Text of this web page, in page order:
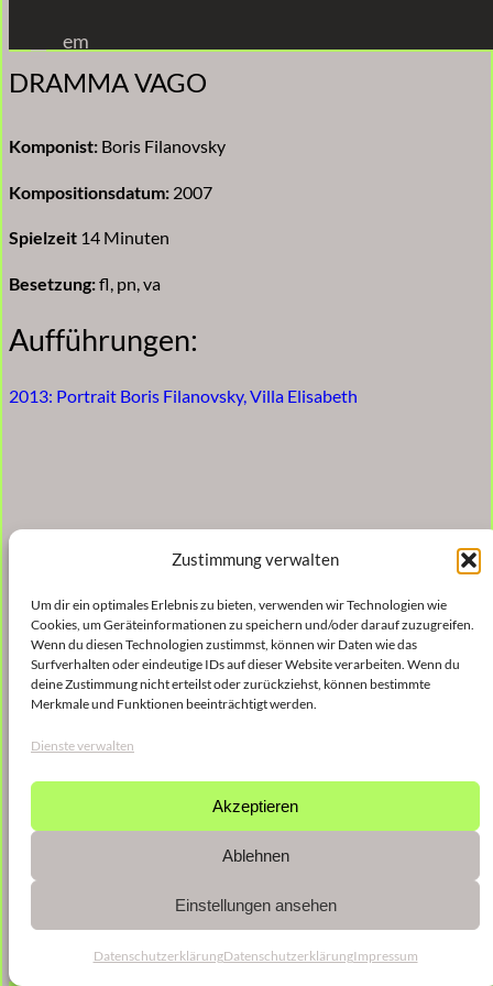
Zustimmung verwalten
Um dir ein optimales Erlebnis zu bieten, verwenden wir Technologien wie
Cookies, um Geräteinformationen zu speichern und/oder darauf zuzugreifen.
Wenn du diesen Technologien zustimmst, können wir Daten wie das
Surfverhalten oder eindeutige IDs auf dieser Website verarbeiten. Wenn du
deine Zustimmung nicht erteilst oder zurückziehst, können bestimmte
Merkmale und Funktionen beeinträchtigt werden.
Dienste verwalten
Akzeptieren
Ablehnen
Einstellungen ansehen
DatenschutzerklärungDatenschutzerklärungImpressum
Inhalt
springen
em
DRAMMA VAGO
Komponist: Boris Filanovsky
Kompositionsdatum: 2007
Spielzeit 14 Minuten
Besetzung:fl, pn, va
Aufführungen:
2013: Portrait Boris Filanovsky, Villa Elisabeth